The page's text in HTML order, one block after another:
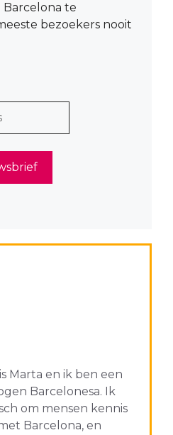
te
bezoekers nooit
Marta en ik ben een
Barcelonesa. Ik
om mensen kennis
Barcelona, en